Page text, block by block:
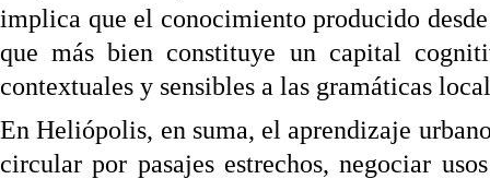
implica que el conocimiento producido
que más bien constituye un capital
contextuales y sensibles a las gramáticas
En Heliópolis, en suma, el aprendizaje
circular por pasajes estrechos, negociar